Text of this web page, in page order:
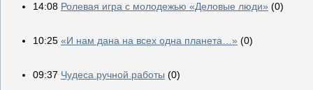
14:08 Ролевая игра с молодежью «Деловые люди» (0)
10:25 «И нам дана на всех одна планета…» (0)
09:37 Чудеса ручной работы (0)